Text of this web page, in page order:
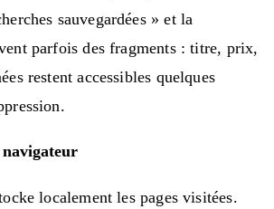
sauvegardées » et la
parfois des fragments : titre, prix,
restent accessibles quelques
localement les pages visitées.